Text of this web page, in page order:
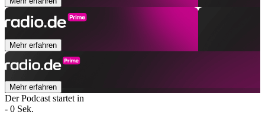
Mehr erfahren
Mehr erfahren
Der Podcast startet in
- 0 Sek.